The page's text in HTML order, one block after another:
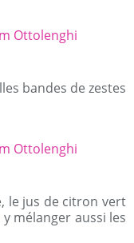
bandes de zestes
le jus de citron vert
mélanger aussi les